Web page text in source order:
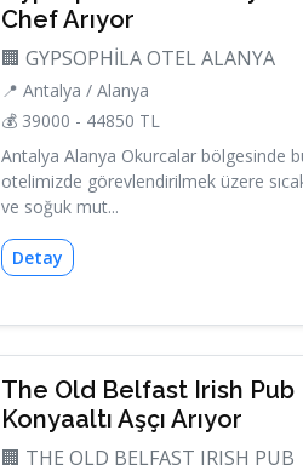
Chef Arıyor
🏢 GYPSOPHİLA OTEL ALANYA
📍 Antalya / Alanya
💰 39000 - 44850 TL
Antalya Alanya Okurcalar bölgesinde
otelimizde görevlendirilmek üzere
ve soğuk mut...
Detay
The Old Belfast Irish Pub
Konyaaltı Aşçı Arıyor
🏢 THE OLD BELFAST IRISH PUB